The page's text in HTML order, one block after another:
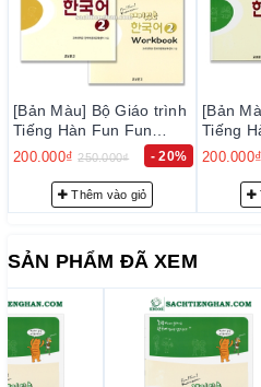
Tổng hợp và ôn tập:
thức đã học.
Phát triển toàn diện 4
Hiểu biết văn hóa Hàn
lồng ghép yếu tố văn hóa.
trúc và yêu cầu của kỳ thi
người tự học và giáo
5.Đối tượng phù hợp
[Bản Màu] Bộ Giáo trình
Tiếng Hàn Fun Fun
Korean 3 - 재미 있는 한
200.000₫ 250.000₫ - 20%
Thêm vào giỏ
[Bản
Tiếng
Korean
200.000₫
SẢN PHẨM ĐÃ XEM